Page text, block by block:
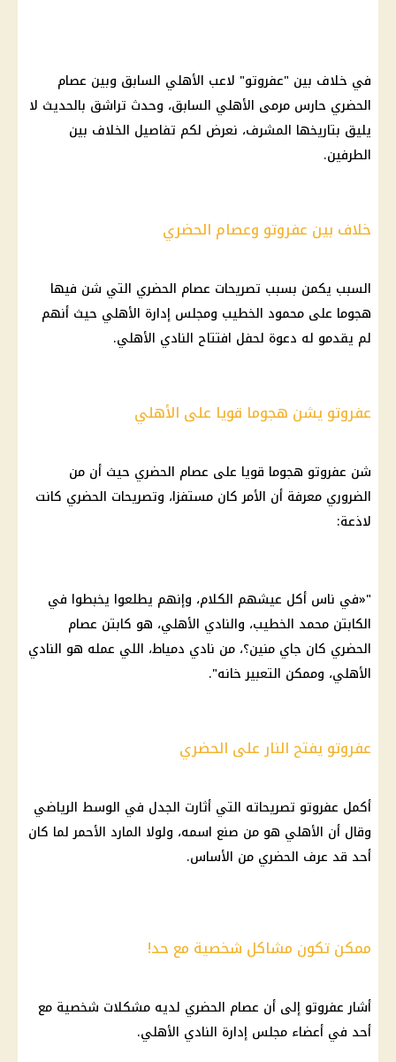
في خلاف بين "عفروتو" لاعب الأهلي السابق وبين عصام
الحضري حارس مرمى الأهلي السابق، وحدث تراشق بالحديث لا
يليق بتاريخها المشرف، نعرض لكم تفاصيل الخلاف بين
الطرفين.
خلاف بين عفروتو وعصام الحضري
السبب يكمن بسبب تصريحات عصام الحضري التي شن فيها
هجوما على محمود الخطيب ومجلس إدارة الأهلي حيث أنهم
لم يقدمو له دعوة لحفل افتتاح النادي الأهلي.
عفروتو يشن هجوما قويا على الأهلي
شن عفروتو هجوما قويا على عصام الحضري حيث أن من
الضروري معرفة أن الأمر كان مستفزا، وتصريحات الحضري كانت
لاذعة:
"«في ناس أكل عيشهم الكلام، وإنهم يطلعوا يخبطوا في
الكابتن محمد الخطيب، والنادي الأهلي، هو كابتن عصام
الحضري كان جاي منين؟، من نادي دمياط، اللي عمله هو النادي
الأهلي، وممكن التعبير خانه".
عفروتو يفتح النار على الحضري
أكمل عفروتو تصريحاته التي أثارت الجدل في الوسط الرياضي
وقال أن الأهلي هو من صنع اسمه، ولولا المارد الأحمر لما كان
أحد قد عرف الحضري من الأساس.
ممكن تكون مشاكل شخصية مع حد!
أشار عفروتو إلى أن عصام الحضري لديه مشكلات شخصية مع
أحد في أعضاء مجلس إدارة النادي الأهلي.